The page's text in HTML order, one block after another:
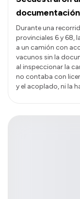
Durante una
provinciales 6 y 68,
a un camión con
vacunos sin la
al inspeccionar la
no contaba con
y el acoplado, ni la